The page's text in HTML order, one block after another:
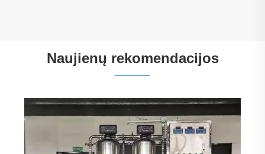
Naujienų rekomendacijos
Kokie yra pramoninio lygio ultrafiltravimo
įrangos taikymo scenarijai?